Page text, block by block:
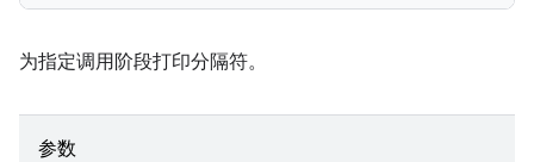
为指定调用阶段打印分隔符。
参数